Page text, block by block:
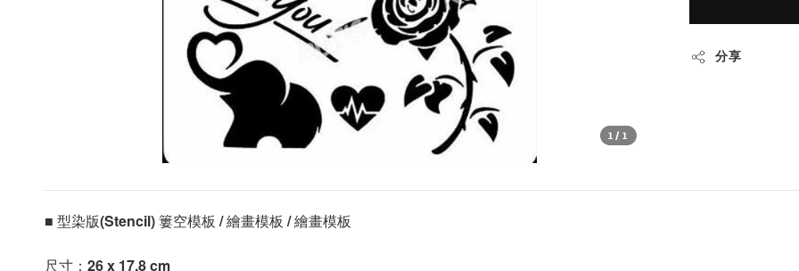
1/1
分享
■ 型染版(Stencil) 簍空模板 / 繪畫模板 / 繪畫模板
尺寸： 26 x 17.8 cm